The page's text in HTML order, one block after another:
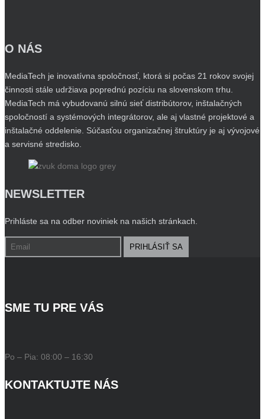
O NÁS
MediaTech je inovatívna spoločnosť, ktorá si počas 21 rokov svojej
činnosti stále udržiava poprednú pozíciu na slovenskom trhu.
MediaTech má vybudovanú silnú sieť distribútorov, inštalačných
spoločností a systémových integrátorov, ale aj vlastné projektové a
inštalačné oddelenie. Súčasťou organizačnej štruktúry je aj vývojové
a servisné stredisko.
NEWSLETTER
Prihláste sa na odber noviniek na našich stránkach.
SME TU PRE VÁS
Po – Pia: 08:00 – 16:30
KONTAKTUJTE NÁS